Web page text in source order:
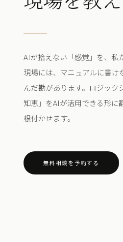
AIが拾えない「感覚」を、私
現場には、マニュアルに書け
んだ勘があります。ロジック
知恵」をAIが活用できる形に
根付かせます。
無料相談を予約する